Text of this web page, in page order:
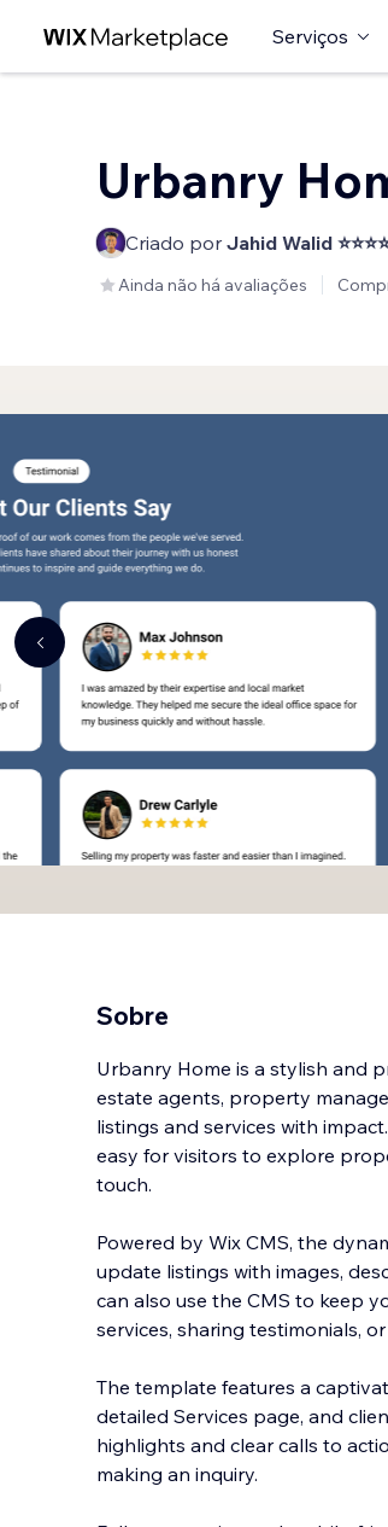
Serviços
Urbanry
Criado por Jahid Walid
Ainda não há avaliações
Sobre
Urbanry Home is a stylish and
estate agents, property
listings and services with
easy for visitors to explore
touch.
Powered by Wix CMS, the
update listings with images,
can also use the CMS to keep
services, sharing testimonials,
The template features a
detailed Services page, and
highlights and clear calls to
making an inquiry.